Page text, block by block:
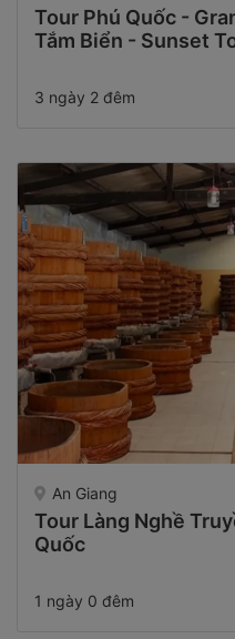
Tour Phú Quốc -
Tắm Biển - Sunset
3 ngày 2 đêm
An Giang
Tour Làng Nghề
Quốc
1 ngày 0 đêm